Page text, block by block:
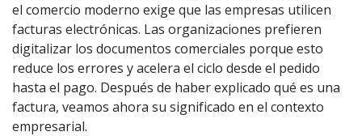
el comercio moderno exige que las empresas utilicen
facturas electrónicas. Las organizaciones prefieren
digitalizar los documentos comerciales porque esto
reduce los errores y acelera el ciclo desde el pedido
hasta el pago. Después de haber explicado qué es una
factura, veamos ahora su significado en el contexto
empresarial.